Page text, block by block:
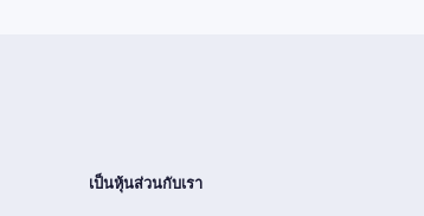
เป็นหุ้นส่วนกับเรา